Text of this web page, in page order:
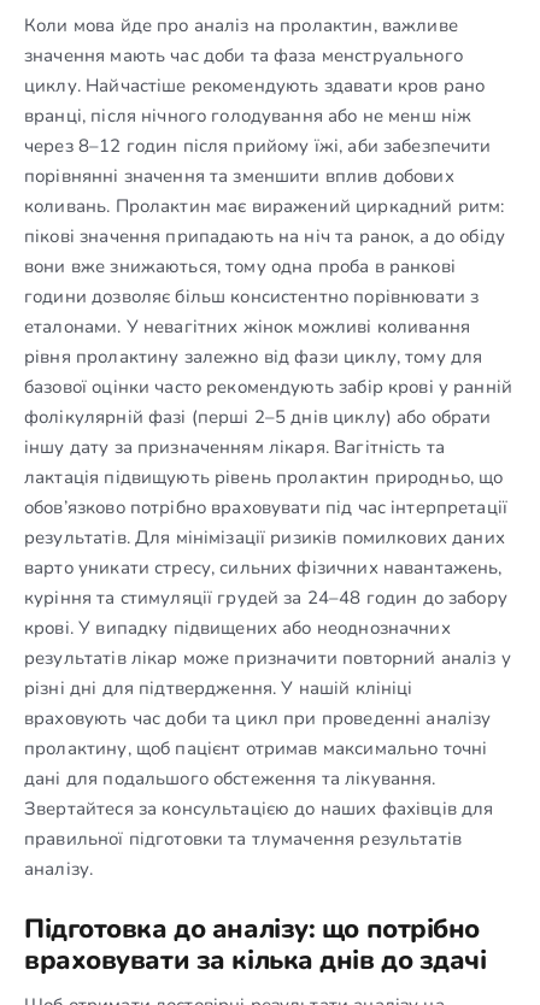
Коли мова йде про аналіз на пролактин, важливе
значення мають час доби та фаза менструального
циклу. Найчастіше рекомендують здавати кров рано
вранці, після нічного голодування або не менш ніж
через 8–12 годин після прийому їжі, аби забезпечити
порівнянні значення та зменшити вплив добових
коливань. Пролактин має виражений циркадний ритм:
пікові значення припадають на ніч та ранок, а до обіду
вони вже знижаються, тому одна проба в ранкові
години дозволяє більш консистентно порівнювати з
еталонами. У невагітних жінок можливі коливання
рівня пролактину залежно від фази циклу, тому для
базової оцінки часто рекомендують забір крові у ранній
фолікулярній фазі (перші 2–5 днів циклу) або обрати
іншу дату за призначенням лікаря. Вагітність та
лактація підвищують рівень пролактин природньо, що
обов’язково потрібно враховувати під час інтерпретації
результатів. Для мінімізації ризиків помилкових даних
варто уникати стресу, сильних фізичних навантажень,
куріння та стимуляції грудей за 24–48 годин до забору
крові. У випадку підвищених або неоднозначних
результатів лікар може призначити повторний аналіз у
різні дні для підтвердження. У нашій клініці
враховують час доби та цикл при проведенні аналізу
пролактину, щоб пацієнт отримав максимально точні
дані для подальшого обстеження та лікування.
Звертайтеся за консультацією до наших фахівців для
правильної підготовки та тлумачення результатів
аналізу.
Підготовка до аналізу: що потрібно
враховувати за кілька днів до здачі